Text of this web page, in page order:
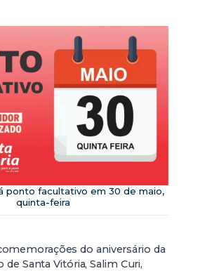
ponto facultativo em 30 de maio,
quinta-feira
do aniversário da
de Santa Vitória, Salim Curi,